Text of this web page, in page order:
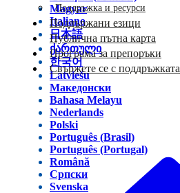
Magyar
Italiano
日本語
ქართული
한국어
Latviešu
Македонски
Bahasa Melayu
Nederlands
Polski
Português (Brasil)
Português (Portugal)
Română
Српски
Svenska
Поддръжка и ресурси
Поддържани езици
Публична пътна карта
Програма за препоръки
Свържете се с поддръжката